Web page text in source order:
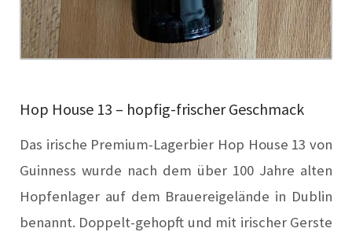
Hop House 13 – hopfig-frischer Geschmack
Das irische Premium-Lagerbier Hop House 13 von
Guinness wurde nach dem über 100 Jahre alten
Hopfenlager auf dem Brauereigelände in Dublin
benannt. Doppelt-gehopft und mit irischer Gerste